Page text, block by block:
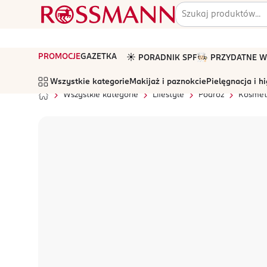
PROMOCJEGAZETKA ☀️ PORADNIK SPF🧑🏻‍🍳 PRZYDATNE
Wszystkie kategorie Makijaż i paznokcie Pielęgnacja i
Wszystkie kategorie
Lifestyle Podróż